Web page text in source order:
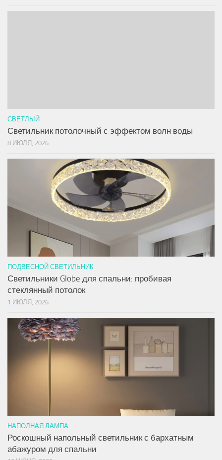
СВЕТЛЫЙ
Светильник потолочный с эффектом волн воды
8 ИЮЛЯ, 2026
ПОДВЕСНОЙ СВЕТИЛЬНИК
Светильники Globe для спальни: пробивая
стеклянный потолок
1 ИЮЛЯ, 2026
НАПОЛНАЯ ЛАМПА
Роскошный напольный светильник с бархатным
абажуром для спальни